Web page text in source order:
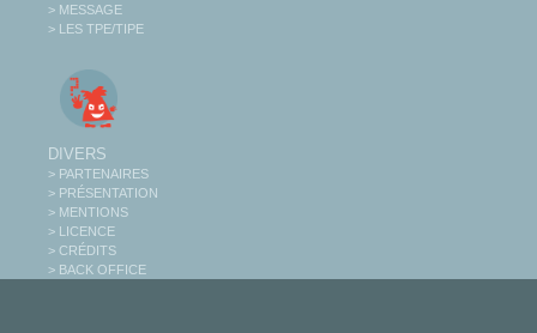
> MESSAGE
> LES TPE/TIPE
DIVERS
> PARTENAIRES
> PRÉSENTATION
> MENTIONS
> LICENCE
> CRÉDITS
> BACK OFFICE